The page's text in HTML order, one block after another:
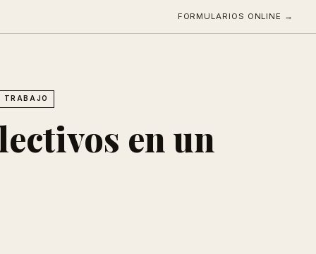
FORMULARIOS ONLINE →
TRABAJO
en un